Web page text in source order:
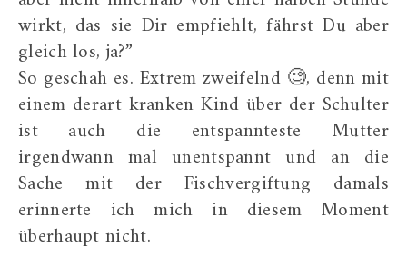
wirkt, das sie Dir empfiehlt, fährst Du aber
gleich los, ja?”
So geschah es. Extrem zweifelnd 🧐, denn mit
einem derart kranken Kind über der Schulter
ist auch die entspannteste Mutter
irgendwann mal unentspannt und an die
Sache mit der Fischvergiftung damals
erinnerte ich mich in diesem Moment
überhaupt nicht.